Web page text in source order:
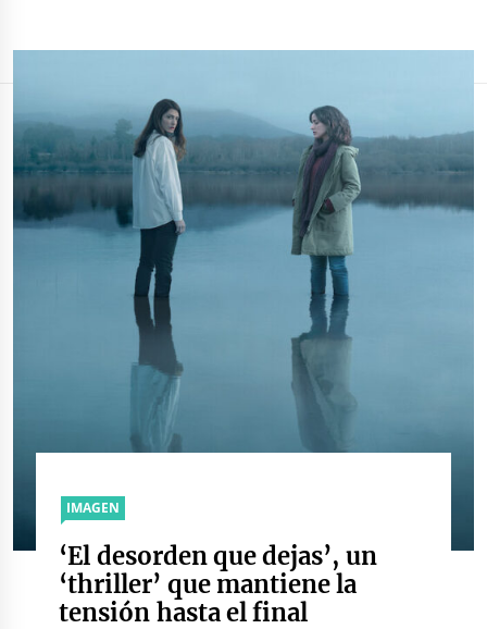
IMAGEN
‘El desorden que dejas’, un
‘thriller’ que mantiene la
tensión hasta el final